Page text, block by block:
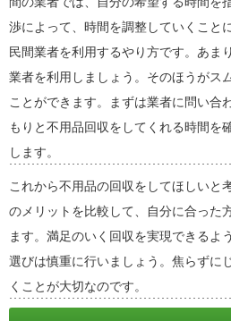
渉によって、時間を調整していくこと
民間業者を利用するやり方です。あま
業者を利用しましょう。そのほうがス
ことができます。まずは業者に問い合
もりと不用品回収をしてくれる時間を
します。
これから不用品の回収をしてほしいと
のメリットを比較して、自分に合った
ます。満足のいく回収を実現できるよ
選びは慎重に行いましょう。焦らずに
くことが大切なのです。